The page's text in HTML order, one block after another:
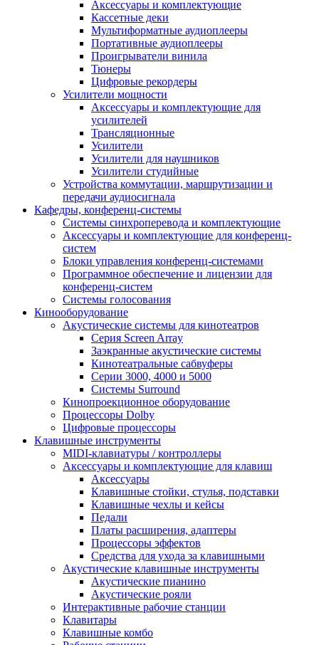
Аксессуары и комплектующие
Кассетные деки
Мультиформатные аудиоплееры
Портативные аудиоплееры
Проигрыватели винила
Тюнеры
Цифровые рекордеры
Усилители мощности
Аксессуары и комплектующие для
усилителей
Трансляционные
Усилители
Усилители для наушников
Усилители студийные
Устройства коммутации, маршрутизации и
передачи аудиосигнала
Кафедры, конференц-системы
Cистемы синхроперевода и комплектующие
Аксессуары и комплектующие для конференц-
систем
Блоки управления конференц-системами
Программное обеспечение и лицензии для
конференц-систем
Системы голосования
Кинооборудование
Акустические системы для кинотеатров
Cерия Screen Array
Заэкранные акустические системы
Кинотеатральные сабвуферы
Серии 3000, 4000 и 5000
Системы Surround
Кинопроекционное оборудование
Процессоры Dolby
Цифровые процессоры
Клавишные инструменты
MIDI-клавиатуры / контроллеры
Аксессуары и комплектующие для клавиш
Аксессуары
Клавишные стойки, стулья, подставки
Клавишные чехлы и кейсы
Педали
Платы расширения, адаптеры
Процессоры эффектов
Средства для ухода за клавишными
Акустические клавишные инструменты
Акустические пианино
Акустические рояли
Интерактивные рабочие станции
Клавитары
Клавишные комбо